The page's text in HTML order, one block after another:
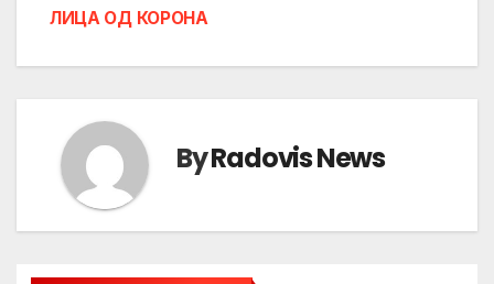
ЛИЦА ОД КОРОНА
ByRadovis News